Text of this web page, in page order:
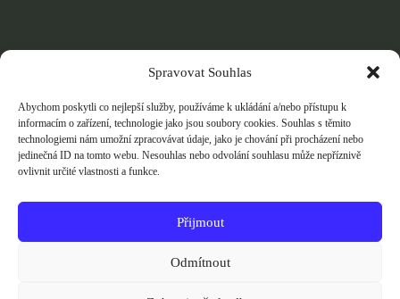
Spravovat Souhlas
Abychom poskytli co nejlepší služby, používáme k ukládání a/nebo přístupu k
informacím o zařízení, technologie jako jsou soubory cookies. Souhlas s těmito
technologiemi nám umožní zpracovávat údaje, jako je chování při procházení nebo
jedinečná ID na tomto webu. Nesouhlas nebo odvolání souhlasu může nepříznivě
ovlivnit určité vlastnosti a funkce.
Přijmout
Odmítnout
Zásady ochrany osobních údajů
Cookie Policy
Přijímáme bezpečné online platby kartou přes Stripe.
Vaše platební údaje jsou šifrovány a nikdy je neukládáme.